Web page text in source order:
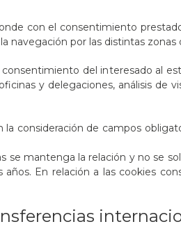
con el consentimiento
navegación por las distintas zonas
del interesado al
y delegaciones, análisis de
consideración de campos
se mantenga la relación y no se
En relación a las cookies